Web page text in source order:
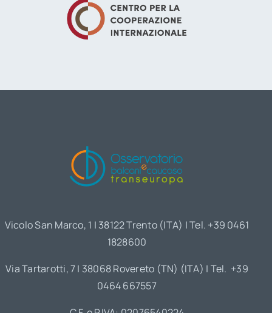
Vicolo San Marco, 1 | 38122 Trento (ITA) | Tel. +39 0461
1828600
Via Tartarotti, 7 | 38068 Rovereto (TN) (ITA) | Tel. +39
0464 667557